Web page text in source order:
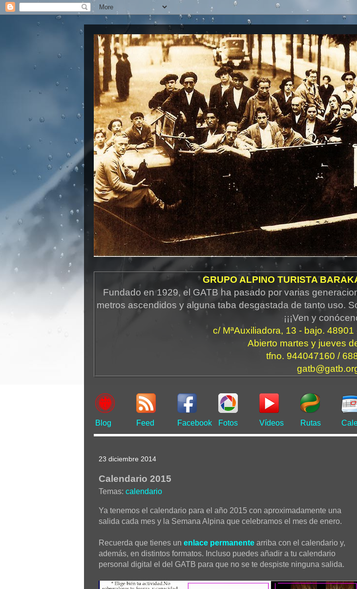
GRUPO ALPINO TURISTA
Fundado en 1929, el GATB ha pasado por varias
metros ascendidos y alguna taba desgastada de tanto uso.
¡¡¡Ven y
c/ MªAuxiliadora, 13 - bajo.
Abierto martes y jueves
tfno. 944047160 /
Blog Feed Facebook Fotos Vídeos Rutas
23 diciembre 2014
Calendario 2015
Temas: calendario
Ya tenemos el calendario para el año 2015 con aproximadamente una
salida cada mes y la Semana Alpina que celebramos el mes de enero.
Recuerda que tienes un enlace permanente arriba con el calendario y,
además, en distintos formatos. Incluso puedes añadir a tu calendario
personal digital el del GATB para que no se te despiste ninguna salida.